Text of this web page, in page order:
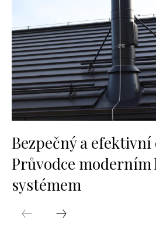
Bezpečný a
Průvodce
systémem